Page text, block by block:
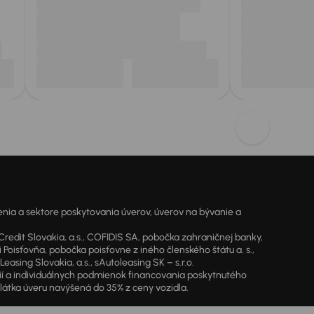
a sektore poskytovania úverov, úverov na bývanie a
Slovakia, a.s., COFIDIS SA, pobočka zahraničnej banky,
pobočka poisťovne z iného členského štátu a. s.,
Slovakia, a.s., sAutoleasing SK – s.r.o.
a individuálnych podmienok financovania poskytnutého
úveru navýšená do 35% z ceny vozidla.